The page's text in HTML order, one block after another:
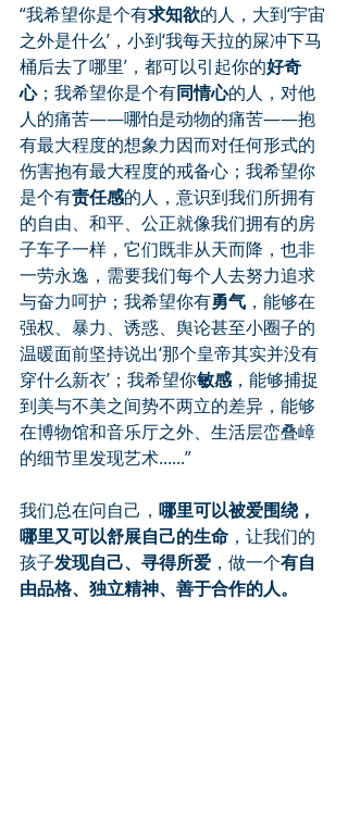
“我希望你是个有求知欲的人，大到‘宇宙
之外是什么’，小到‘我每天拉的屎冲下马
桶后去了哪里’，都可以引起你的好奇
心；我希望你是个有同情心的人，对他
人的痛苦——哪怕是动物的痛苦——抱
有最大程度的想象力因而对任何形式的
伤害抱有最大程度的戒备心；我希望你
是个有责任感的人，意识到我们所拥有
的自由、和平、公正就像我们拥有的房
子车子一样，它们既非从天而降，也非
一劳永逸，需要我们每个人去努力追求
与奋力呵护；我希望你有勇气 ，能够在
强权、暴力、诱惑、舆论甚至小圈子的
温暖面前坚持说出‘那个皇帝其实并没有
穿什么新衣’；我希望你敏感，能够捕捉
到美与不美之间势不两立的差异，能够
在博物馆和音乐厅之外、生活层峦叠嶂
的细节里发现艺术......”
我们总在问自己， 哪里可以被爱围绕，
哪里又可以舒展自己的生命 ，让我们的
孩子发现自己、寻得所爱 ，做一个有自
由品格、独立精神、善于合作的人。